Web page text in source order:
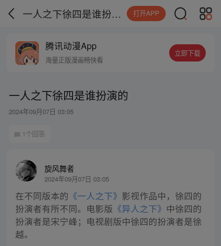
一人之下徐四是谁扮演的 打开APP
腾讯动漫App
海量正版漫画畅快看
立即下载
一人之下徐四是谁扮演的
2024年09月07日 03:05
1个回答
旋风舞者
2024年09月07日 03:05
在不同版本的 《一人之下》 影视作品中，徐四的
扮演者有所不同。电影版 《异人之下》 中徐四的
扮演者是宋宁峰；电视剧版中徐四的扮演者是徐
越。